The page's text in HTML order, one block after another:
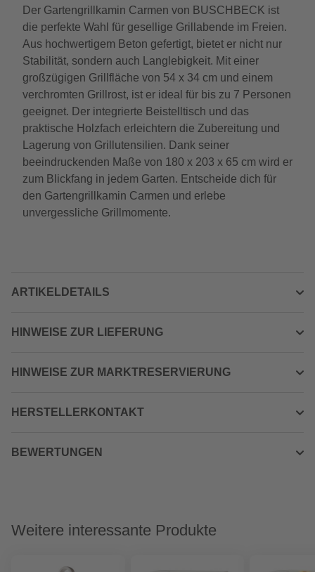
Der Gartengrillkamin Carmen von BUSCHBECK ist
die perfekte Wahl für gesellige Grillabende im Freien.
Aus hochwertigem Beton gefertigt, bietet er nicht nur
Stabilität, sondern auch Langlebigkeit. Mit einer
großzügigen Grillfläche von 54 x 34 cm und einem
verchromten Grillrost, ist er ideal für bis zu 7 Personen
geeignet. Der integrierte Beistelltisch und das
praktische Holzfach erleichtern die Zubereitung und
Lagerung von Grillutensilien. Dank seiner
beeindruckenden Maße von 180 x 203 x 65 cm wird er
zum Blickfang in jedem Garten. Entscheide dich für
den Gartengrillkamin Carmen und erlebe
unvergessliche Grillmomente.
ARTIKELDETAILS
HINWEISE ZUR LIEFERUNG
HINWEISE ZUR MARKTRESERVIERUNG
HERSTELLERKONTAKT
BEWERTUNGEN
Weitere interessante Produkte